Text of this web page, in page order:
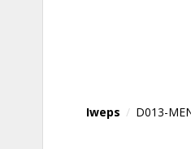
Iweps / D013-